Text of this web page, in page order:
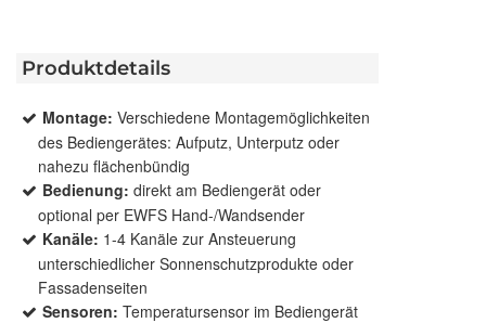
Produktdetails
Montage: Verschiedene Montagemöglichkeiten
des Bediengerätes: Aufputz, Unterputz oder
nahezu flächenbündig
Bedienung: direkt am Bediengerät oder
optional per EWFS Hand-/Wandsender
Kanäle: 1-4 Kanäle zur Ansteuerung
unterschiedlicher Sonnenschutzprodukte oder
Fassadenseiten
Sensoren: Temperatursensor im Bediengerät